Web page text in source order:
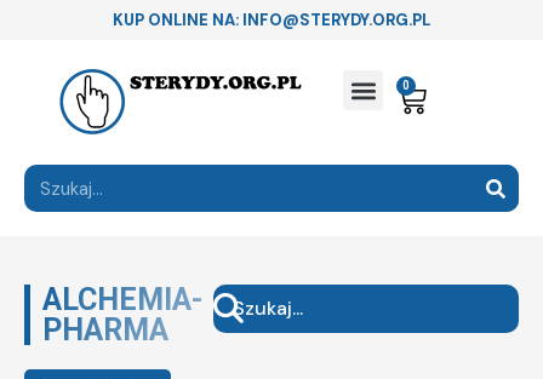
KUP ONLINE NA: INFO@STERYDY.ORG.PL
0
ALCHEMIA-
PHARMA